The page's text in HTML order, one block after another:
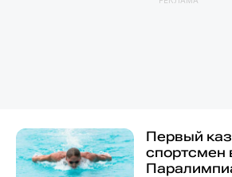
Первый
спортсмен